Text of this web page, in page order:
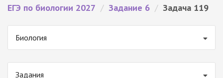
ЕГЭ по биологии 2027 / Задание 6 / Задача 119
Биология
Задания